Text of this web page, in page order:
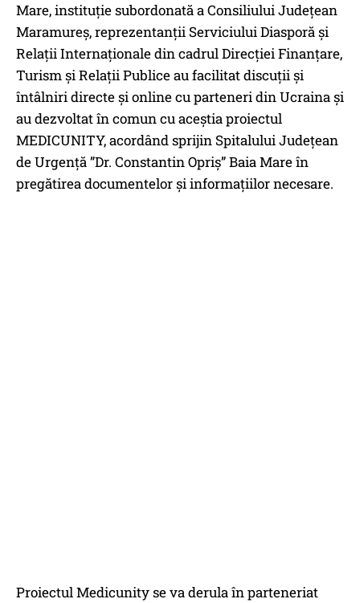
Mare, instituție subordonată a Consiliului Județean
Maramureș, reprezentanții Serviciului Diasporă și
Relații Internaționale din cadrul Direcției Finanțare,
Turism și Relații Publice au facilitat discuții și
întâlniri directe și online cu parteneri din Ucraina și
au dezvoltat în comun cu aceștia proiectul
MEDICUNITY, acordând sprijin Spitalului Județean
de Urgență ”Dr. Constantin Opriș” Baia Mare în
pregătirea documentelor și informațiilor necesare.
Proiectul Medicunity se va derula în parteneriat